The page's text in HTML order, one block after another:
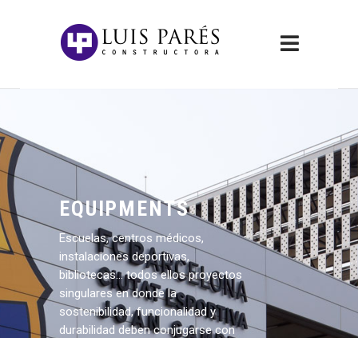
EQUIPMENTS
Escuelas, centros médicos,
instalaciones deportivas,
bibliotecas… todos ellos proyectos
singulares en donde la
sostenibilidad, funcionalidad y
durabilidad deben conjugarse con